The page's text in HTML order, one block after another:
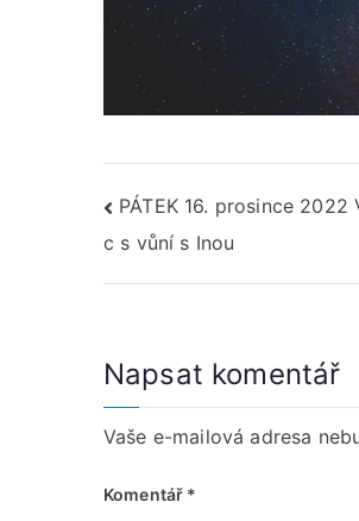
Navigace
pro
PÁTEK 16. prosince
c s vůní s Inou
Napsat komentář
Vaše e-mailová adresa
Komentář *